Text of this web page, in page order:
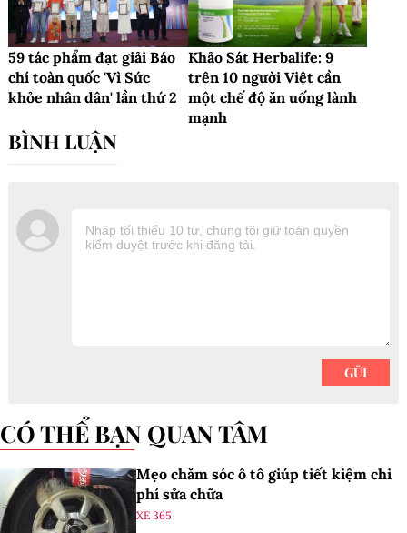
59 tác phẩm đạt giải Báo
chí toàn quốc 'Vì Sức
khỏe nhân dân' lần thứ 2
Khảo Sát Herbalife: 9
trên 10 người Việt cần
một chế độ ăn uống lành
mạnh
CÓ THỂ BẠN QUAN TÂM
Mẹo chăm sóc ô tô giúp tiết kiệm chi
phí sửa chữa
XE 365